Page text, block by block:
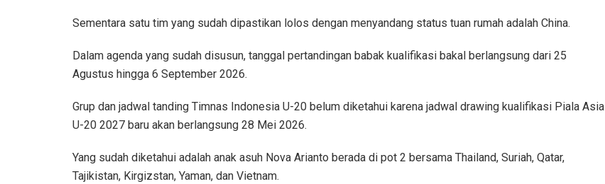
Sementara satu tim yang sudah dipastikan lolos dengan menyandang status tuan rumah adalah China.
Dalam agenda yang sudah disusun, tanggal pertandingan babak kualifikasi bakal berlangsung dari 25
Agustus hingga 6 September 2026.
Grup dan jadwal tanding Timnas Indonesia U-20 belum diketahui karena jadwal drawing kualifikasi Piala Asia
U-20 2027 baru akan berlangsung 28 Mei 2026.
Yang sudah diketahui adalah anak asuh Nova Arianto berada di pot 2 bersama Thailand, Suriah, Qatar,
Tajikistan, Kirgizstan, Yaman, dan Vietnam.